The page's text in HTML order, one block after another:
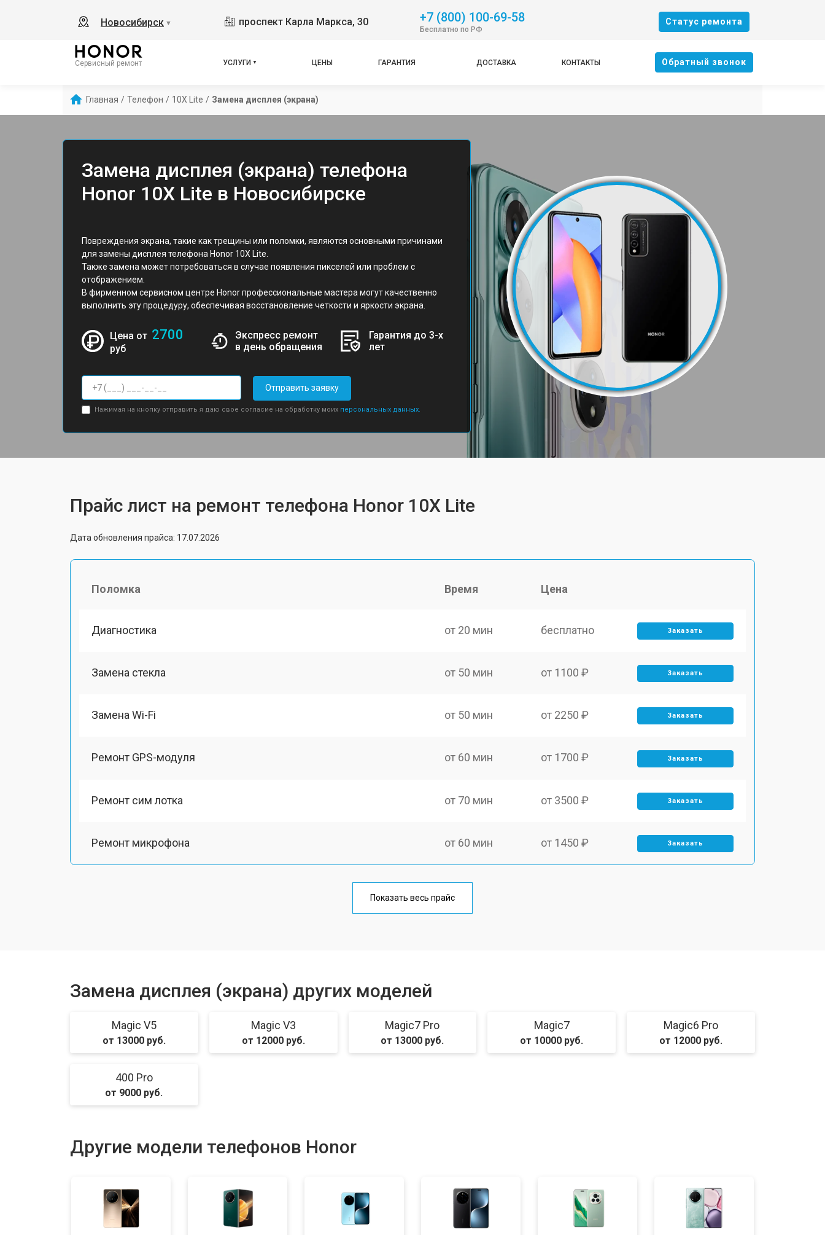
Новосибирск ▼ проспект Карла Маркса, 30 +7 (800) 100-69-58
Бесплатно по РФ
Cтатус ремонта
Сервисный ремонт УСЛУГИ ЦЕНЫ ГАРАНТИЯ ДОСТАВКА КОНТАКТЫ Oбратный звонок
Главная / Телефон / 10X Lite / Замена дисплея (экрана)
Замена дисплея (экрана) телефона
Honor 10X Lite в Новосибирске
Повреждения экрана, такие как трещины или поломки, являются основными причинами
для замены дисплея телефона Honor 10X Lite.
Также замена может потребоваться в случае появления пикселей или проблем с
отображением.
В фирменном сервисном центре Honor профессиональные мастера могут качественно
выполнить эту процедуру, обеспечивая восстановление четкости и яркости экрана.
Цена от 2700
руб
Экспресс ремонт
в день обращения
Гарантия до 3-х
лет
Отправить заявку
Нажимая на кнопку отправить я даю свое согласие на обработку моих персональных данных.
Прайс лист на ремонт телефона Honor 10X Lite
Дата обновления прайса: 17.07.2026
Поломка Время Цена
Диагностика от 20 мин бесплатно Заказать
Замена стекла от 50 мин от 1100 ₽ Заказать
Замена Wi-Fi от 50 мин от 2250 ₽ Заказать
Ремонт GPS-модуля от 60 мин от 1700 ₽ Заказать
Ремонт сим лотка от 70 мин от 3500 ₽ Заказать
Ремонт микрофона от 60 мин от 1450 ₽ Заказать
от 50 мин
Замена задней крышки от 40 мин от 1400 ₽
Замена аккумулятора
Замена кнопки включения
Ремонт динамика от 60 мин от 1400 ₽ Заказать
Показать весь прайс
Замена дисплея (экрана) других моделей
Magic V5
от 13000 руб.
Magic V3
от 12000 руб.
Magic7 Pro
от 13000 руб.
Magic7
от 10000 руб.
Magic6 Pro
от 12000 руб.
400 Pro
от 9000 руб.
Другие модели телефонов Honor